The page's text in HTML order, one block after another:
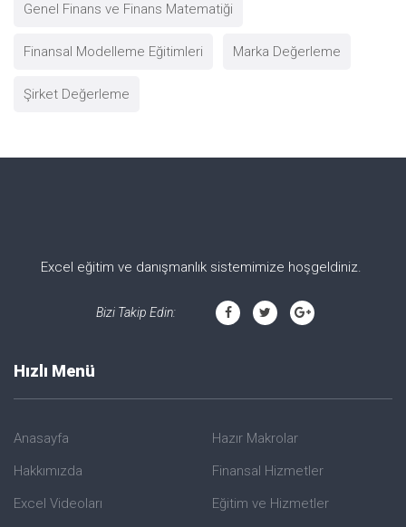
Genel Finans ve Finans Matematiği
Finansal Modelleme Eğitimleri Marka Değerleme
Şirket Değerleme
Excel eğitim ve danışmanlık sistemimize hoşgeldiniz.
Bizi Takip Edin:
Hızlı Menü
Anasayfa
Hakkımızda
Excel Videoları
Hazır Makrolar
Finansal Hizmetler
Eğitim ve Hizmetler